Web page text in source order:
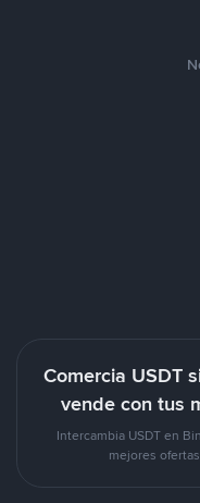
Comercia USDT
vende con tus
Intercambia USDT en
mejores